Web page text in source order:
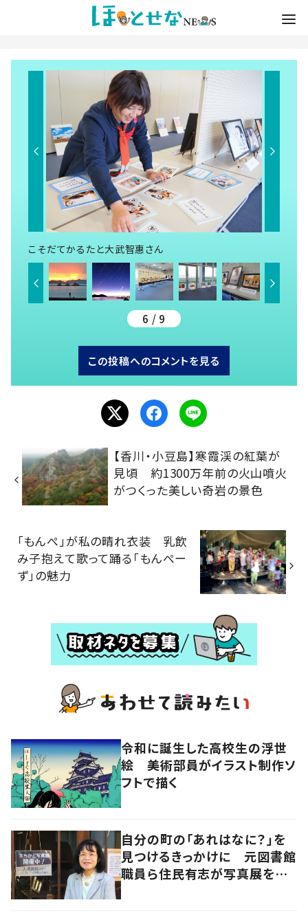
こそだてかるたと大武智惠さん
6 / 9
この投稿へのコメントを見る
【香川・小豆島】寒霞渓の紅葉が
見頃 約1300万年前の火山噴火
がつくった美しい奇岩の景色
「もんぺ」が私の晴れ衣装 乳飲
み子抱えて歌って踊る「もんぺー
ず」の魅力
令和に誕生した高校生の浮世
絵 美術部員がイラスト制作ソ
フトで描く
自分の町の「あれはなに？」を
見つけるきっかけに 元図書館
職員ら住民有志が写真展を企